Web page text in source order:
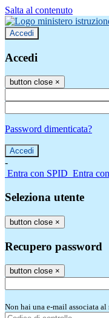
Salta al contenuto
Accedi
Accedi
button close ×
Password dimenticata?
-
Entra con SPID Entra
Seleziona utente
button close ×
Recupero password
button close ×
Non hai una e-mail associata